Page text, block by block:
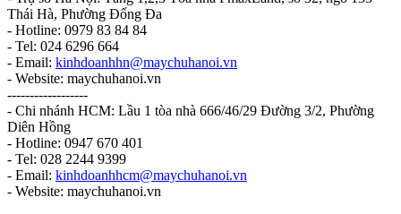
Thái Hà, Phường Đống Đa
- Hotline: 0979 83 84 84
- Tel: 024 6296 664
- Email: kinhdoanhhn@maychuhanoi.vn
- Website: maychuhanoi.vn
------------------
- Chi nhánh HCM: Lầu 1 tòa nhà 666/46/29 Đường 3/2, Phường
Diên Hồng
- Hotline: 0947 670 401
- Tel: 028 2244 9399
- Email: kinhdoanhhcm@maychuhanoi.vn
- Website: maychuhanoi.vn